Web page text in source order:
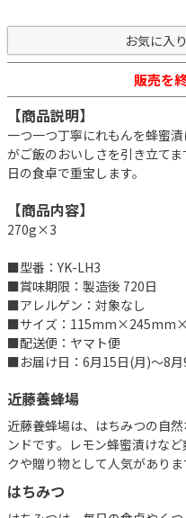
お気に入
販売を
【商品説明】
一つ一つ丁寧にれもんを蜂蜜
がご飯のおいしさを引き立て
日の食卓で重宝します。
【商品内容】
270g×3
■型番：YK-LH3
■賞味期限：製造後 720日
■アレルゲン：対象なし
■サイズ：
■配送便：ヤマト便
■お届け日：6月15日(月)～8月
近藤養蜂場
近藤養蜂場は、はちみつの自
ンドです。レモン蜂蜜漬けな
クや贈り物として人気がありま
はちみつ